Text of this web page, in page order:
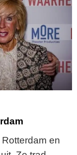
en